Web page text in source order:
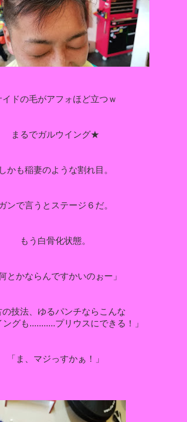
イドの毛がアフォほど立つｗ
まるでガルウイング★
かも稲妻のような割れ目。
ンで言うとステージ６だ。
もう白骨化状態。
とかならんですかいのぉー」
の技法、ゆるパンチならこんな
グも...........プリウスにできる！」
「ま、マジっすかぁ！」